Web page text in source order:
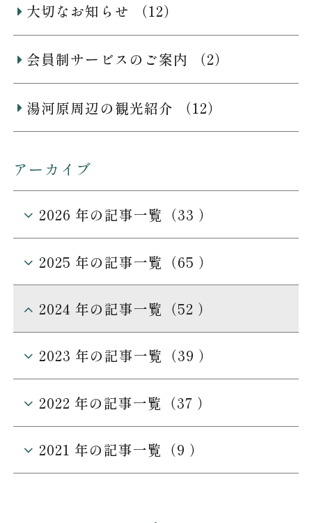
大切なお知らせ （12）
会員制サービスのご案内 （2）
湯河原周辺の観光紹介 （12）
アーカイブ
2026 年の記事一覧（33 ）
2025 年の記事一覧（65 ）
2024 年の記事一覧（52 ）
2023 年の記事一覧（39 ）
2022 年の記事一覧（37 ）
2021 年の記事一覧（9 ）
愛犬との過ごし方 周辺のご案内
アクセス お知らせ
お問い合わせ よくあるご質問